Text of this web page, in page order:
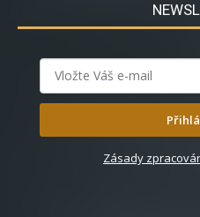
Zásady